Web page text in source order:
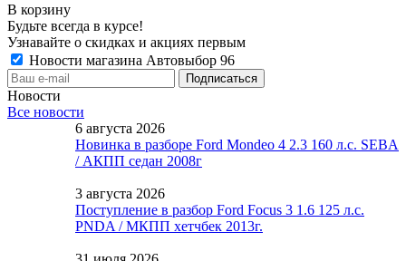
В корзину
Будьте всегда в курсе!
Узнавайте о скидках и акциях первым
Новости магазина Автовыбор 96
Новости
Все новости
6 августа 2026
Новинка в разборе Ford Mondeo 4 2.3 160 л.с. SEBA
/ АКПП седан 2008г
3 августа 2026
Поступление в разбор Ford Focus 3 1.6 125 л.с.
PNDA / МКПП хетчбек 2013г.